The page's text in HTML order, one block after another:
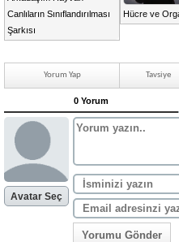
Canlıların Sınıflandırılması
Şarkısı
Hücre ve
Yorum Yap Tavsiye
0 Yorum
Avatar Seç
Yorumu Gönder